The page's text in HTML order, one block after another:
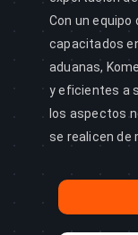
Con un
capacitados
aduanas,
y eficientes a
los aspectos
se realicen de